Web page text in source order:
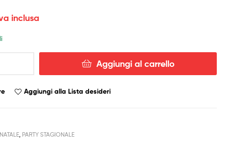
inclusa
Aggiungi al carrello
Aggiungi alla Lista desideri
NATALE PARTY STAGIONALE